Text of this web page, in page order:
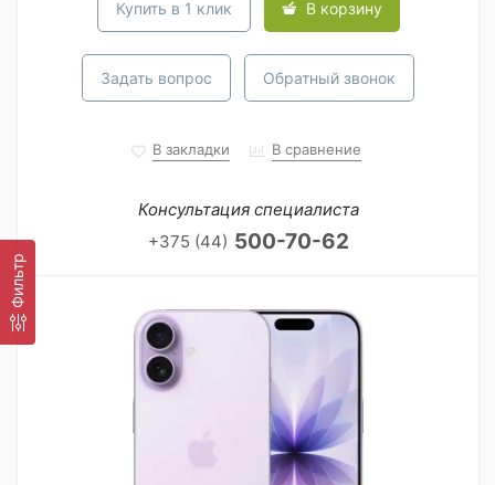
Фильтр
Купить в 1 клик В корзину
Задать вопрос Обратный звонок
В закладки В сравнение
Консультация специалиста
+375 (44) 500-70-62